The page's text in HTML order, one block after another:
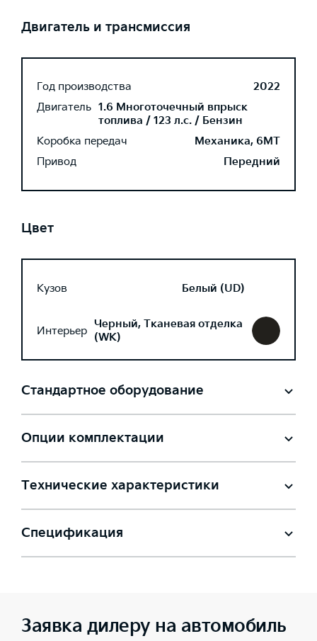
Двигатель и трансмиссия
Год производства
2022
Двигатель 1.6 Многоточечный впрыск
топлива / 123 л.с. / Бензин
Коробка передач
Механика, 6MT
Привод
Передний
Цвет
Кузов Белый (UD)
Интерьер Черный, Тканевая отделка
(WK)
Стандартное оборудование
Опции комплектации
Технические характеристики
Спецификация
Заявка дилеру на автомобиль